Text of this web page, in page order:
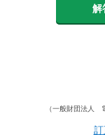
解
（一般財団法人